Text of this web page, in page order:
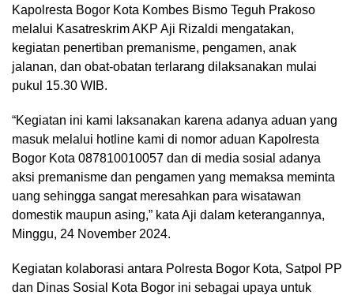
Kapolresta Bogor Kota Kombes Bismo Teguh Prakoso
melalui Kasatreskrim AKP Aji Rizaldi mengatakan,
kegiatan penertiban premanisme, pengamen, anak
jalanan, dan obat-obatan terlarang dilaksanakan mulai
pukul 15.30 WIB.
“Kegiatan ini kami laksanakan karena adanya aduan yang
masuk melalui hotline kami di nomor aduan Kapolresta
Bogor Kota 087810010057 dan di media sosial adanya
aksi premanisme dan pengamen yang memaksa meminta
uang sehingga sangat meresahkan para wisatawan
domestik maupun asing,” kata Aji dalam keterangannya,
Minggu, 24 November 2024.
Kegiatan kolaborasi antara Polresta Bogor Kota, Satpol PP
dan Dinas Sosial Kota Bogor ini sebagai upaya untuk